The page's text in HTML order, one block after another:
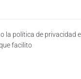
la política de privacidad
facilito